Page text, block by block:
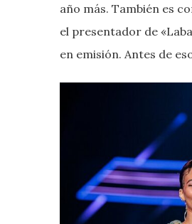
año más. También es
el presentador de
en emisión. Antes de